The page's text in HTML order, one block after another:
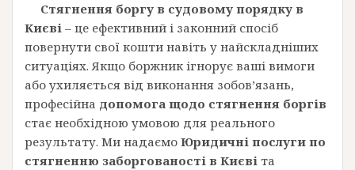
Стягнення боргу в судовому порядку в
Києві – це ефективний і законний спосіб
повернути свої кошти навіть у найскладніших
ситуаціях. Якщо боржник ігнорує ваші вимоги
або ухиляється від виконання зобов’язань,
професійна допомога щодо стягнення боргів
стає необхідною умовою для реального
результату. Ми надаємо Юридичні послуги по
стягненню заборгованості в Києві та